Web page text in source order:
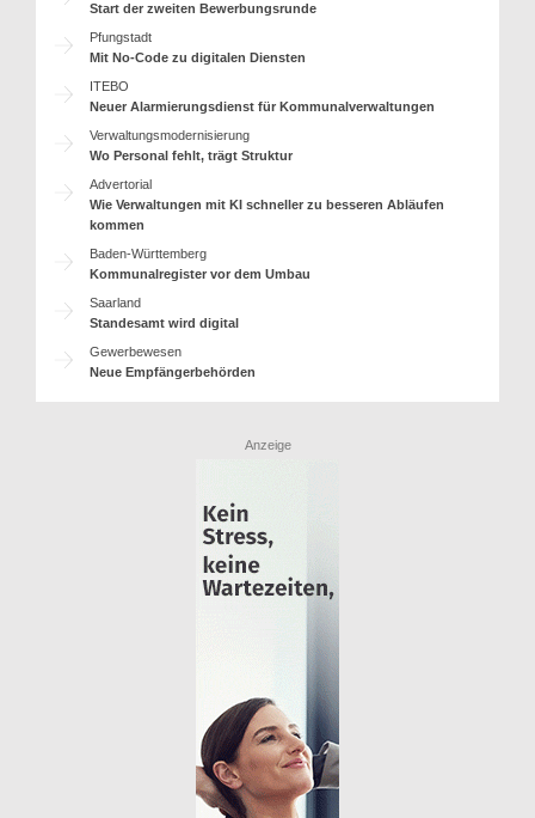
Start der zweiten Bewerbungsrunde
Pfungstadt
Mit No-Code zu digitalen Diensten
ITEBO
Neuer Alarmierungsdienst für Kommunalverwaltungen
Verwaltungsmodernisierung
Wo Personal fehlt, trägt Struktur
Advertorial
Wie Verwaltungen mit KI schneller zu besseren Abläufen
kommen
Baden-Württemberg
Kommunalregister vor dem Umbau
Saarland
Standesamt wird digital
Gewerbewesen
Neue Empfängerbehörden
Anzeige